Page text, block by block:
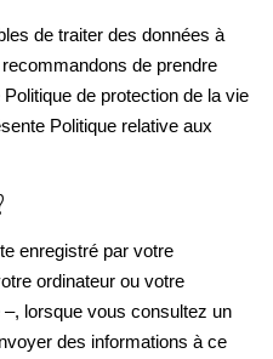
de traiter des données à
de prendre
de protection de la vie
Politique relative aux
enregistré par votre
ordinateur ou votre
lorsque vous consultez un
des informations à ce